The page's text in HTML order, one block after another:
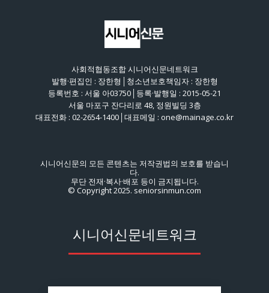
사회적협동조합 시니어신문네트워크
발행·편집인 : 장한형│청소년보호책임자 : 장한형
등록번호 : 서울 아03750│등록·발행일 : 2015-05-21
서울 마포구 잔다리로 48, 정원빌딩 3층
대표전화 : 02-2654-1400│대표메일 : one@mainage.co.kr
시니어신문의 모든 콘텐츠는 저작권법의 보호를 받습니
다.
무단 전재·복사·배포 등이 금지됩니다.
© Copyright 2025. seniorsinmun.com
시니어신문네트워크